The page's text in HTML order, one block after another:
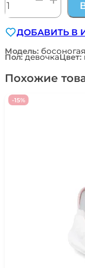
товара
ботиночки
для
девочки
Испания
ZERO
519374
ДОБАВИТЬ В
Модель:
Пол:девочкаЦвет:
Похожие
-15%